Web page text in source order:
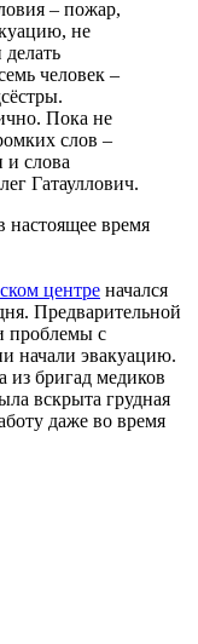
– пожар,
не
человек –
Пока не
слов –
и слова
Гатауллович.
время
центре начался
Предварительной
проблемы с
начали эвакуацию.
из бригад медиков
вскрыта грудная
даже во время